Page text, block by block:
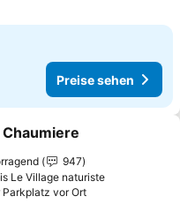
Preise sehen
hinzufügen
Chaumiere
947
Le Village naturiste
Parkplatz vor Ort